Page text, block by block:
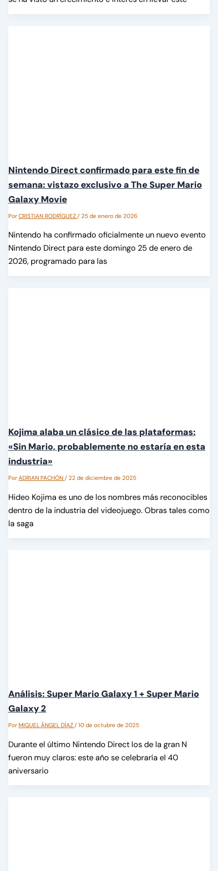
Nintendo Direct confirmado para este fin de
semana: vistazo exclusivo a The Super Mario
Galaxy Movie
PorCRISTIAN RODRÍGUEZ/25 de enero de 2026
Nintendo ha confirmado oficialmente un nuevo evento
Nintendo Direct para este domingo 25 de enero de
2026, programado para las
Kojima alaba un clásico de las plataformas:
«Sin Mario, probablemente no estaría en esta
industria»
PorADRIAN PACHÓN/22 de diciembre de 2025
Hideo Kojima es uno de los nombres más reconocibles
dentro de la industria del videojuego. Obras tales como
la saga
Análisis: Super Mario Galaxy 1 + Super Mario
Galaxy 2
PorMIGUEL ÁNGEL DÍAZ/10 de octubre de 2025
Durante el último Nintendo Direct los de la gran N
fueron muy claros: este año se celebraría el 40
aniversario